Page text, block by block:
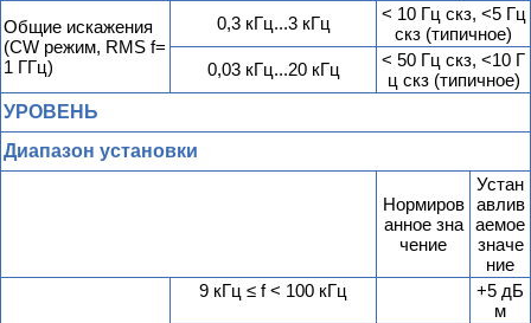
Общие искажения
(CW режим, RMS f=
1 ГГц)
0,3 кГц...3 кГц
< 10 Гц скз, <5 Гц
скз (типичное)
0,03 кГц...20 кГц
< 50 Гц скз, <10 Г
ц скз (типичное)
УРОВЕНЬ
Диапазон установки
Нормиров
анное зна
чение
Устан
авлив
аемое
значе
ние
9 кГц ≤ f < 100 кГц
+5 дБ
м